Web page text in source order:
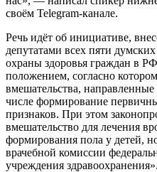
своём Telegram-канале.
Речь идёт об инициативе,
депутатами всех пяти
охраны здоровья граждан в
положением, согласно
вмешательства,
числе формирование
признаков. При этом
вмешательство для лечения
формирования пола у детей,
врачебной комиссии
учреждения здравоохранения».